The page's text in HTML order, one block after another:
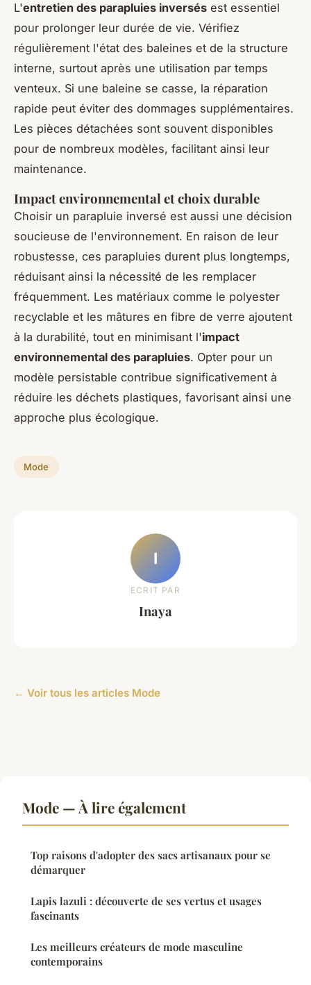
L'entretien des parapluies inversés est essentiel
pour prolonger leur durée de vie. Vérifiez
régulièrement l'état des baleines et de la structure
interne, surtout après une utilisation par temps
venteux. Si une baleine se casse, la réparation
rapide peut éviter des dommages supplémentaires.
Les pièces détachées sont souvent disponibles
pour de nombreux modèles, facilitant ainsi leur
maintenance.
Impact environnemental et choix durable
Choisir un parapluie inversé est aussi une décision
soucieuse de l'environnement. En raison de leur
robustesse, ces parapluies durent plus longtemps,
réduisant ainsi la nécessité de les remplacer
fréquemment. Les matériaux comme le polyester
recyclable et les mâtures en fibre de verre ajoutent
à la durabilité, tout en minimisant l'impact
environnemental des parapluies. Opter pour un
modèle persistable contribue significativement à
réduire les déchets plastiques, favorisant ainsi une
approche plus écologique.
Mode
I
ECRIT PAR
Inaya
← Voir tous les articles Mode
Mode — À lire également
Top raisons d'adopter des sacs artisanaux pour se
démarquer
Lapis lazuli : découverte de ses vertus et usages
fascinants
Les meilleurs créateurs de mode masculine
contemporains